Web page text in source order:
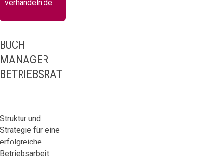
verhandeln.de
BUCH
MANAGER
BETRIEBSRAT
Struktur und
Strategie für eine
erfolgreiche
Betriebsarbeit